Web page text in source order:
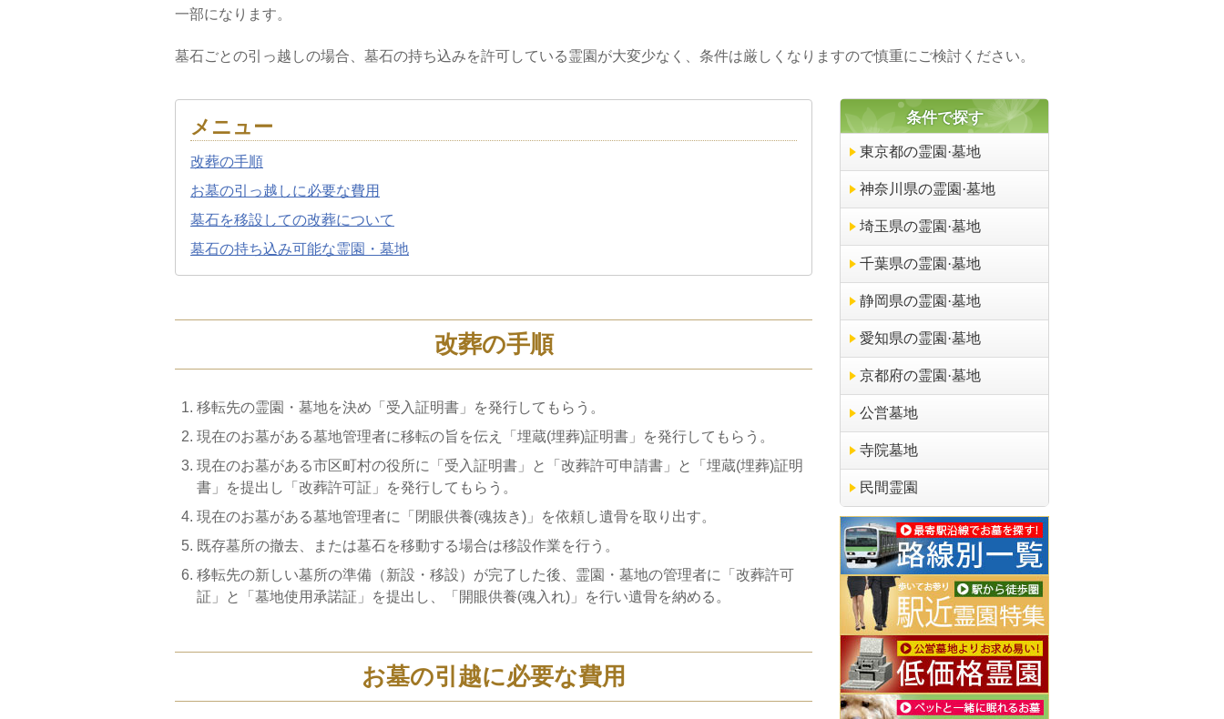
一部になります。
墓石ごとの引っ越しの場合、墓石の持ち込みを許可している霊園が大変少なく、条件は厳しくなりますので慎重にご検討ください。
メニュー
改葬の手順
お墓の引っ越しに必要な費用
墓石を移設しての改葬について
墓石の持ち込み可能な霊園・墓地
改葬の手順
移転先の霊園・墓地を決め「受入証明書」を発行してもらう。
現在のお墓がある墓地管理者に移転の旨を伝え「埋蔵(埋葬)証明書」を発行してもらう。
現在のお墓がある市区町村の役所に「受入証明書」と「改葬許可申請書」と「埋蔵(埋葬)証明
書」を提出し「改葬許可証」を発行してもらう。
現在のお墓がある墓地管理者に「閉眼供養(魂抜き)」を依頼し遺骨を取り出す。
既存墓所の撤去、または墓石を移動する場合は移設作業を行う。
移転先の新しい墓所の準備（新設・移設）が完了した後、霊園・墓地の管理者に「改葬許可
証」と「墓地使用承諾証」を提出し、「開眼供養(魂入れ)」を行い遺骨を納める。
お墓の引越に必要な費用
条件で探す
東京都の霊園·墓地
神奈川県の霊園·墓地
埼玉県の霊園·墓地
千葉県の霊園·墓地
静岡県の霊園·墓地
愛知県の霊園·墓地
京都府の霊園·墓地
公営墓地
寺院墓地
民間霊園